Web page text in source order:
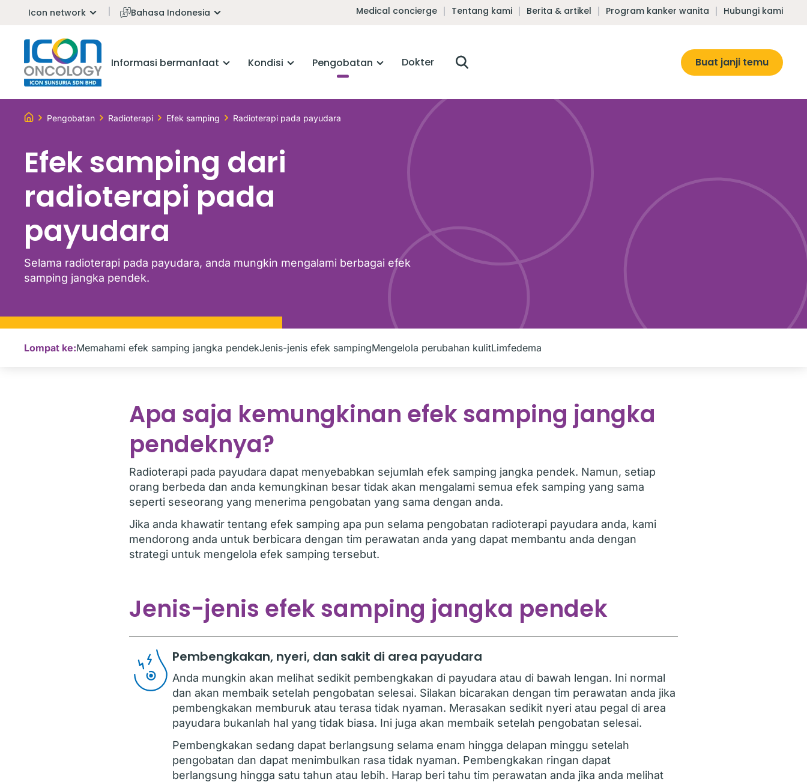
Icon network Bahasa Indonesia Medical concierge Tentang kami Berita & artikel Program kanker wanita Hubungi kami
Informasi bermanfaat Kondisi Pengobatan Dokter Buat janji temu
Pengobatan Radioterapi Efek samping Radioterapi pada payudara
Efek samping dari
radioterapi pada
payudara
Selama radioterapi pada payudara, anda mungkin mengalami berbagai efek
samping jangka pendek.
Lompat ke:Memahami efek samping jangka pendekJenis-jenis efek sampingMengelola perubahan kulitLimfedema
Apa saja kemungkinan efek samping jangka
pendeknya?
Radioterapi pada payudara dapat menyebabkan sejumlah efek samping jangka pendek. Namun, setiap
orang berbeda dan anda kemungkinan besar tidak akan mengalami semua efek samping yang sama
seperti seseorang yang menerima pengobatan yang sama dengan anda.
Jika anda khawatir tentang efek samping apa pun selama pengobatan radioterapi payudara anda, kami
mendorong anda untuk berbicara dengan tim perawatan anda yang dapat membantu anda dengan
strategi untuk mengelola efek samping tersebut.
Jenis-jenis efek samping jangka pendek
Pembengkakan, nyeri, dan sakit di area payudara
Anda mungkin akan melihat sedikit pembengkakan di payudara atau di bawah lengan. Ini normal
dan akan membaik setelah pengobatan selesai. Silakan bicarakan dengan tim perawatan anda jika
pembengkakan memburuk atau terasa tidak nyaman. Merasakan sedikit nyeri atau pegal di area
payudara bukanlah hal yang tidak biasa. Ini juga akan membaik setelah pengobatan selesai.
Pembengkakan sedang dapat berlangsung selama enam hingga delapan minggu setelah
pengobatan dan dapat menimbulkan rasa tidak nyaman. Pembengkakan ringan dapat
berlangsung hingga satu tahun atau lebih. Harap beri tahu tim perawatan anda jika anda melihat